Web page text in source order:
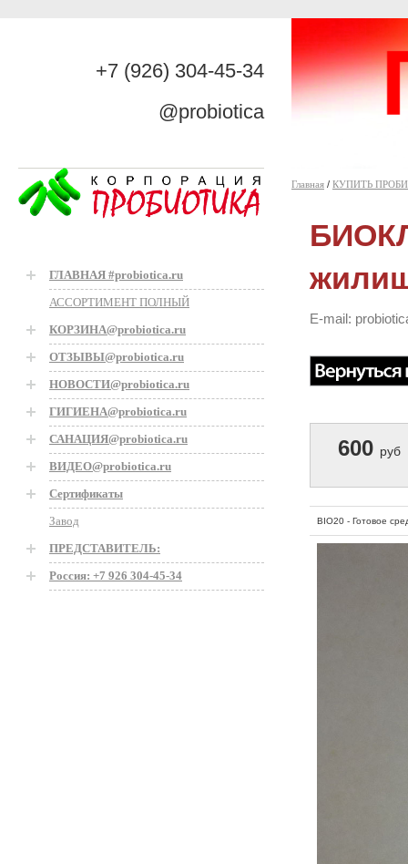
+7 (926) 304-45-34
@probiotica
ГЛАВНАЯ #probiotica.ru
АССОРТИМЕНТ ПОЛНЫЙ
КОРЗИНА@probiotica.ru
ОТЗЫВЫ@probiotica.ru
НОВОСТИ@probiotica.ru
ГИГИЕНА@probiotica.ru
САНАЦИЯ@probiotica.ru
ВИДЕО@probiotica.ru
Сертификаты
Завод
ПРЕДСТАВИТЕЛЬ:
Россия: +7 926 304-45-34
Главная / КУПИТЬ
E-mail:
600 руб
BIO20 - Готовое